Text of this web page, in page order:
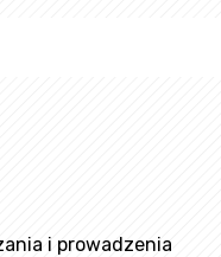
i prowadzenia